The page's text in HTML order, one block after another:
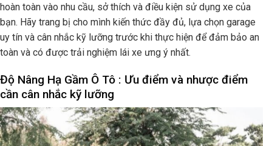
hoàn toàn vào nhu cầu, sở thích và điều kiện sử dụng xe của
bạn. Hãy trang bị cho mình kiến thức đầy đủ, lựa chọn garage
uy tín và cân nhắc kỹ lưỡng trước khi thực hiện để đảm bảo an
toàn và có được trải nghiệm lái xe ưng ý nhất.
Độ Nâng Hạ Gầm Ô Tô : Ưu điểm và nhược điểm
cần cân nhắc kỹ lưỡng